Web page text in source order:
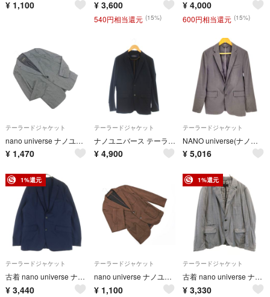
¥ 1,100 ¥ 3,600
540円相当還元 (15%)
¥ 4,000
600円相当還元 (15%)
テーラードジャケット
nano universe ナノユニバース テーラード ジャケット sizeM/グレー ■◇ メンズ
¥ 1,470
テーラードジャケット
ナノユニバース テーラードジャケット 上着 M 黒 ブラック ノッチドラペル
¥ 4,900
テーラードジャケット
NANO universe(ナノユニバース) メンズ アウター ジャケット
¥ 5,016
1%還元
テーラードジャケット
古着 nano universe ナノユニバース 長袖 テーラードジャケット L ネイビー メンズ
¥ 3,440
テーラードジャケット
nano universe ナノユニバース テーラード ジャケット sizeM/茶 ■◇ メンズ
¥ 1,100
1%還元
テーラードジャケット
古着 nano universe ナノユニバース テーラードジャケット 46 グレー メンズ
¥ 3,330